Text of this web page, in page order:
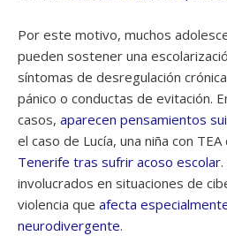
Por este motivo, muchos
pueden sostener una
síntomas de desregulación
pánico o conductas de evitación.
casos, aparecen pensamientos
el caso de Lucía, una niña con TEA
Tenerife tras sufrir acoso escolar
involucrados en situaciones de
violencia que afecta
neurodivergente.